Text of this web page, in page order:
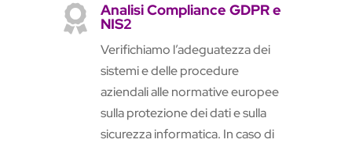
 Analisi Compliance GDPR e
NIS2
Verifichiamo l’adeguatezza dei
sistemi e delle procedure
aziendali alle normative europee
sulla protezione dei dati e sulla
sicurezza informatica. In caso di